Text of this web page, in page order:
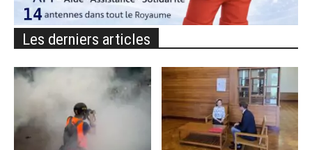
Les derniers articles